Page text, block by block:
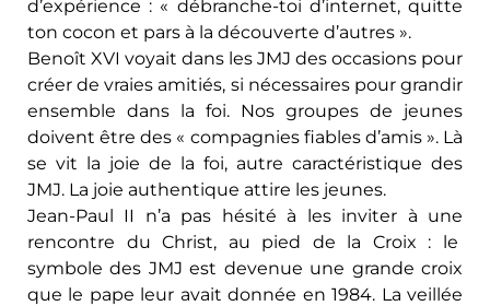
d’expérience : « débranche-toi d’internet, quitte
ton cocon et pars à la découverte d’autres ».
Benoît XVI voyait dans les JMJ des occasions pour
créer de vraies amitiés, si nécessaires pour grandir
ensemble dans la foi. Nos groupes de jeunes
doivent être des « compagnies fiables d’amis ». Là
se vit la joie de la foi, autre caractéristique des
JMJ. La joie authentique attire les jeunes.
Jean-Paul II n’a pas hésité à les inviter à une
rencontre du Christ, au pied de la Croix : le
symbole des JMJ est devenue une grande croix
que le pape leur avait donnée en 1984. La veillée